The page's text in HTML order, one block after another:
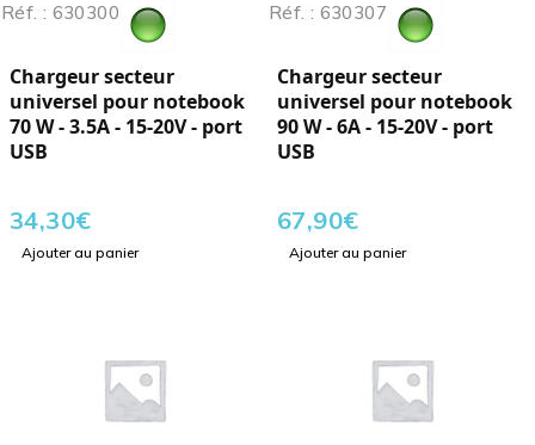
Réf. : 630300
Chargeur secteur
universel pour notebook
70 W - 3.5A - 15-20V - port
USB
34,30€
Ajouter au panier
Réf. : 630307
Chargeur secteur
universel pour notebook
90 W - 6A - 15-20V - port
USB
67,90€
Ajouter au panier